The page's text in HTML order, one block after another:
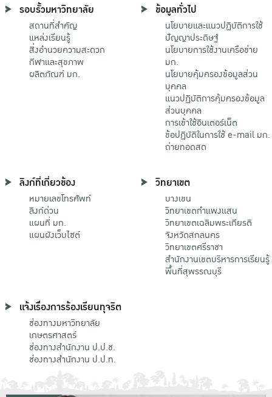
รอบรั้วมหาวิทยาลัย
สถานที่สำคัญ
แหล่งเรียนรู้
สิ่งอำนวยความสะดวก
กีฬาและสุขภาพ
ผลิตภัณฑ์ มก.
ข้อมูลทั่วไป
นโยบายและแนวปฏิบัติการใช้
ปัญญาประดิษฐ์
นโยบายการใช้งานเครือข่าย
มก.
นโยบายคุ้มครองข้อมูลส่วน
บุคคล
แนวปฏิบัติการคุ้มครองข้อมูล
ส่วนบุคคล
การเข้าใช้อินเตอร์เน็ต
ข้อปฏิบัติในการใช้ e-mail มก.
ถ่ายทอดสด
ลิงก์ที่เกี่ยวข้อง
หมายเลขโทรศัพท์
ลิงก์ด่วน
แผนที่ มก.
แผนผังเว็บไซต์
วิทยาเขต
บางเขน
วิทยาเขตกําแพงแสน
วิทยาเขตเฉลิมพระเกียรติ
จังหวัดสกลนคร
วิทยาเขตศรีราชา
สำนักงานเขตบริหารการเรียนรู้
พื้นที่สุพรรณบุรี
แจ้งเรื่องการร้องเรียนทุจริต
ช่องทางมหาวิทยาลัย
เกษตรศาสตร์
ช่องทางสำนักงาน ป.ป.ช.
ช่องทางสำนักงาน ป.ป.ท.